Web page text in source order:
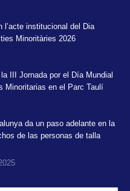
l’acte institucional del Dia
Minoritàries 2026
III Jornada por el Día Mundial
Minoritarias en el Parc Taulí
da un paso adelante en la
de las personas de talla